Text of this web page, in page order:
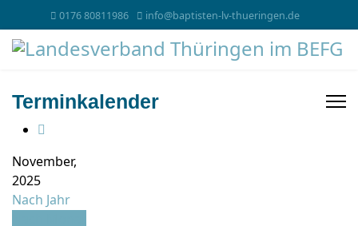
0176 80811986 info@baptisten-lv-thueringen.de
Terminkalender
November,
2025
Nach Jahr